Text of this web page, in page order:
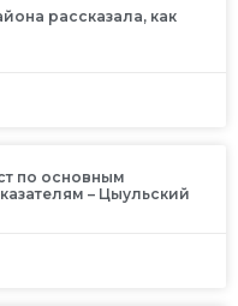
рассказала, как
по основным
– Цыульский